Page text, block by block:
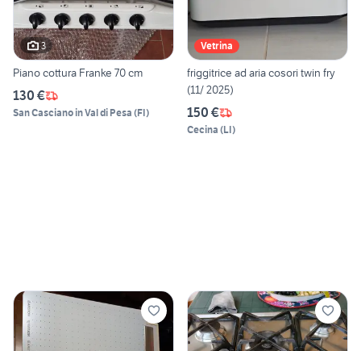
3
Piano cottura Franke 70 cm
130 €
San Casciano in Val di Pesa (FI)
Vetrina
friggitrice ad aria cosori twin fry
(11/ 2025)
150 €
Cecina (LI)